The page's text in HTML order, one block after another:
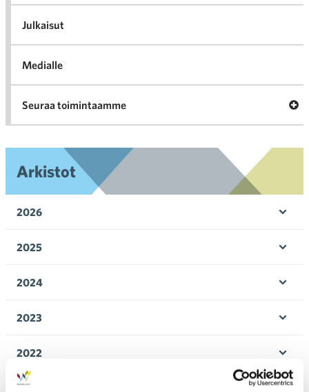
Julkaisut
Medialle
Seuraa toimintaamme
Arkistot
2026
2025
2024
2023
2022
2021